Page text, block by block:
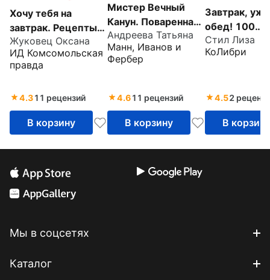
Хочу тебя на
завтрак. Рецепты
красивых и
здоровых
завтраков на
Жуковец Оксана
ИД Комсомольская
правда
4.311 рецензий
В корзину
Мистер Вечный
Канун. Поваренная
книга для
Хэллоуина
Андреева Татьяна
Манн, Иванов и
Фербер
4.611 рецензий
В корзину
Завтрак,
обед! 100
кулинарных
шедевров,
хитростей и
вариаций
Стил Лиза
КоЛибри
4.52
В корзину
Мы в соцсетях
Каталог